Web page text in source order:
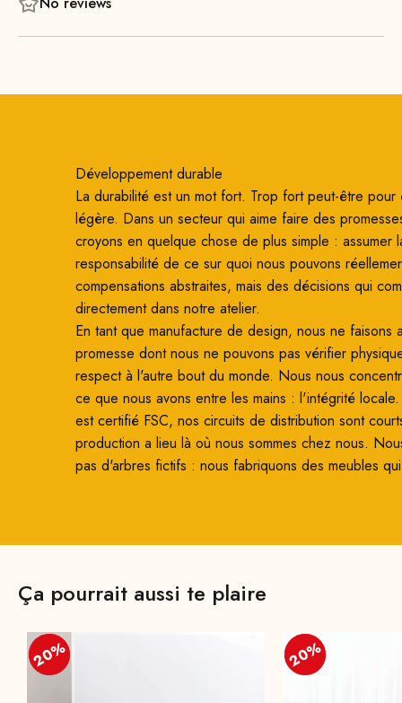
d’assise exceptionnel, même lors d’une utilisation prolongée
Développement durable
La durabilité est un mot fort. Trop fort peut-être pour
légère. Dans un secteur qui aime faire des
croyons en quelque chose de plus simple : assumer
responsabilité de ce sur quoi nous pouvons
compensations abstraites, mais des décisions qui
directement dans notre atelier.
En tant que manufacture de design, nous ne faisons
promesse dont nous ne pouvons pas vérifier
respect à l'autre bout du monde. Nous nous
ce que nous avons entre les mains : l'intégrité
est certifié FSC, nos circuits de distribution sont
production a lieu là où nous sommes chez nous.
pas d'arbres fictifs : nous fabriquons des meubles
Ça pourrait aussi te plaire
20%
20% 20%
20%